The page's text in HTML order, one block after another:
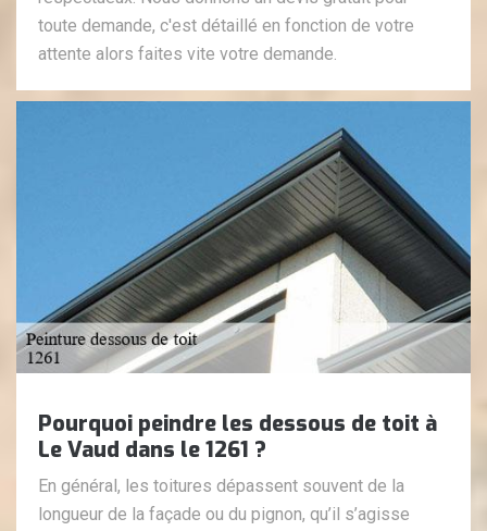
toute demande, c'est détaillé en fonction de votre
attente alors faites vite votre demande.
Pourquoi peindre les dessous de toit à
Le Vaud dans le 1261 ?
En général, les toitures dépassent souvent de la
longueur de la façade ou du pignon, qu’il s’agisse